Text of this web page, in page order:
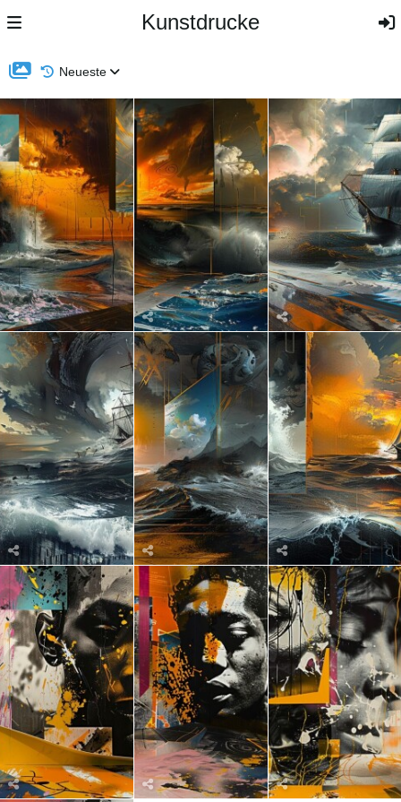
Kunstdrucke
Neueste